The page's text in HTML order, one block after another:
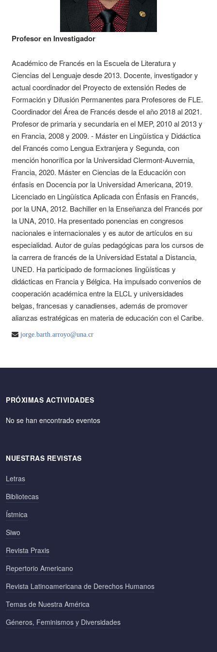
Profesor en Investigador
Académico de Francés en la Escuela de Literatura y
Ciencias del Lenguaje desde 2013. Docente, investigador y
actual coordinador del Proyecto de extensión Redes de
Formación y Difusión Permanentes para Profesores de FLE.
Coordinador del Área de Francés desde el año 2018 al 2021.
Profesor de primaria y secundaria en el MEP, 2010 al 2013 y
en Francia, 2008 y 2009. - Máster en Lingüística y Didáctica
del Francés como Lengua Extranjera y Segunda, con
mención honorífica por la Universidad Clermont-Auvernia,
Francia, 2020. Máster en Ciencias de la Educación con
énfasis en Docencia por la Universidad Americana, 2019.
Licenciado en Lingüística Aplicada con Énfasis en Francés,
por la UNA, 2012. Bachiller en la Enseñanza del Francés por
la UNA, 2010. Ha presentado ponencias en congresos
nacionales e internacionales y es autor de artículos en su
especialidad. Autor de guías pedagógicas para los cursos de
la carrera de francés de la Universidad Estatal a Distancia,
UNED. Ha participado de formaciones lingüísticas y
didácticas en Francia y Bélgica. Ha impulsado convenios de
cooperación académica entre la ELCL y universidades
belgas, francesas y canadienses, además de promover
alianzas estratégicas en materia de educación con el Caribe.
jorge.barth.arroyo@una.cr
PRÓXIMAS ACTIVIDADES
No se han encontrado eventos
NUESTRAS REVISTAS
Letras
Bibliotecas
Ístmica
Siwo
Revista Praxis
Repertorio Americano
Revista Latinoamericana de Derechos Humanos
Temas de Nuestra América
Géneros, Feminismos y Diversidades